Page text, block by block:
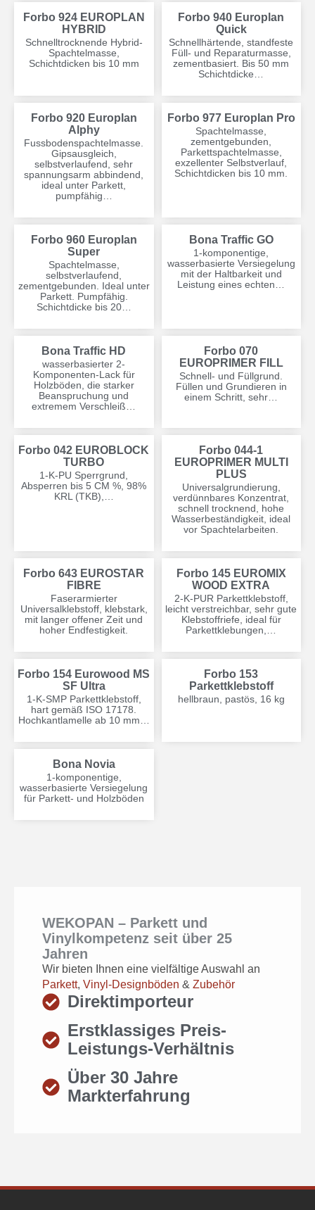
Forbo 924 EUROPLAN
HYBRID
Schnelltrocknende Hybrid-
Spachtelmasse,
Schichtdicken bis 10 mm
Forbo 940 Europlan
Quick
Schnellhärtende, standfeste
Füll- und Reparaturmasse,
zementbasiert. Bis 50 mm
Schichtdicke…
Forbo 920 Europlan
Alphy
Fussbodenspachtelmasse.
Gipsausgleich,
selbstverlaufend, sehr
spannungsarm abbindend,
ideal unter Parkett,
pumpfähig…
Forbo 977 Europlan Pro
Spachtelmasse,
zementgebunden,
Parkettspachtelmasse,
exzellenter Selbstverlauf,
Schichtdicken bis 10 mm.
Forbo 960 Europlan
Super
Spachtelmasse,
selbstverlaufend,
zementgebunden. Ideal unter
Parkett. Pumpfähig.
Schichtdicke bis 20…
Bona Traffic GO
1-komponentige,
wasserbasierte Versiegelung
mit der Haltbarkeit und
Leistung eines echten…
Bona Traffic HD
wasserbasierter 2-
Komponenten-Lack für
Holzböden, die starker
Beanspruchung und
extremem Verschleiß…
Forbo 070
EUROPRIMER FILL
Schnell- und Füllgrund.
Füllen und Grundieren in
einem Schritt, sehr…
Forbo 042 EUROBLOCK
TURBO
1-K-PU Sperrgrund,
Absperren bis 5 CM %, 98%
KRL (TKB),…
Forbo 044-1
EUROPRIMER MULTI
PLUS
Universalgrundierung,
verdünnbares Konzentrat,
schnell trocknend, hohe
Wasserbeständigkeit, ideal
vor Spachtelarbeiten.
Forbo 643 EUROSTAR
FIBRE
Faserarmierter
Universalklebstoff, klebstark,
mit langer offener Zeit und
hoher Endfestigkeit.
Forbo 145 EUROMIX
WOOD EXTRA
2-K-PUR Parkettklebstoff,
leicht verstreichbar, sehr gute
Klebstoffriefe, ideal für
Parkettklebungen,…
Forbo 154 Eurowood MS
SF Ultra
1-K-SMP Parkettklebstoff,
hart gemäß ISO 17178.
Hochkantlamelle ab 10 mm…
Forbo 153
Parkettklebstoff
hellbraun, pastös, 16 kg
Bona Novia
1-komponentige,
wasserbasierte Versiegelung
für Parkett- und Holzböden
WEKOPAN – Parkett und
Vinylkompetenz seit über 25
Jahren
Wir bieten Ihnen eine vielfältige Auswahl an
Parkett, Vinyl-Designböden & Zubehör
Direktimporteur
Erstklassiges Preis-
Leistungs-Verhältnis
Über 30 Jahre
Markterfahrung